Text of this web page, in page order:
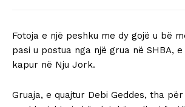
Fotoja e një peshku me dy gojë u bë
pasi u postua nga një grua në SHBA,
kapur në Nju Jork.
Gruaja, e quajtur Debi Geddes, tha